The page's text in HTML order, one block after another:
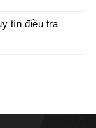
tín điều tra